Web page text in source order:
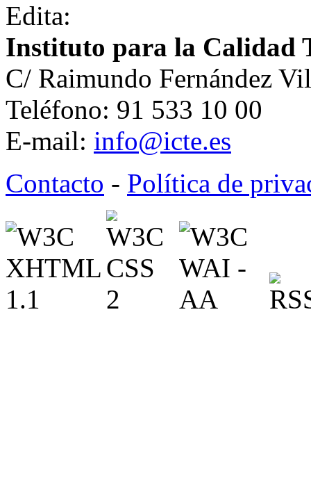
Edita:
Instituto para la Calidad
C/ Raimundo Fernández
Teléfono: 91 533 10 00
E-mail: info@icte.es
Contacto - Política de